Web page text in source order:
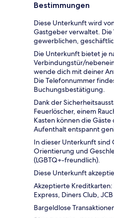
Bestimmungen
Diese Unterkunft wird
Gastgeber verwaltet.
gewerblichen,
Die Unterkunft bietet je
Verbindungstür/
wende dich mit deiner
Die Telefonnummer
Buchungsbestätigung.
Dank der
Feuerlöscher, einem
Kasten können die
Aufenthalt entspannt
In dieser Unterkunft sind
Orientierung und
(LGBTQ+-freundlich).
Diese Unterkunft
Akzeptierte Kreditkarten:
Express, Diners Club,
Bargeldlose